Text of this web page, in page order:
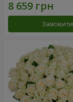
Замовити